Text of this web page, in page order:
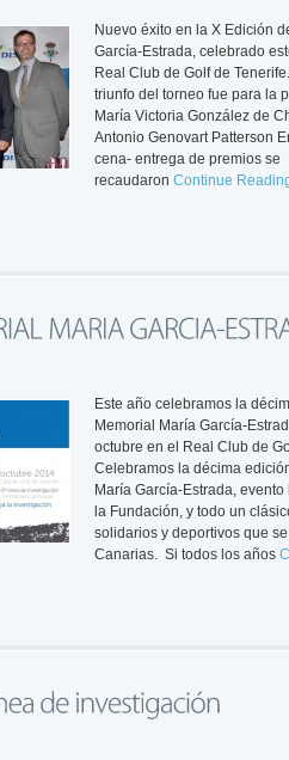
Nuevo éxito en la X Edición
García-Estrada, celebrado
Real Club de Golf de
triunfo del torneo fue para la
María Victoria González de
Antonio Genovart Patterson
cena- entrega de premios se
recaudaron Continue
Este año celebramos la
Memorial María García-
octubre en el Real Club de
Celebramos la décima
María García-Estrada,
la Fundación, y todo un
solidarios y deportivos que
Canarias. Si todos los años